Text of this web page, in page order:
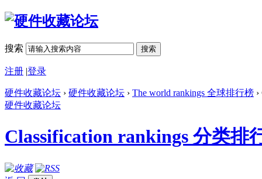
搜索 搜索
注册 |登录
硬件收藏论坛 › 硬件收藏论坛 › The world rankings 全球排行榜
硬件收藏论坛
Classification rankings 分类排